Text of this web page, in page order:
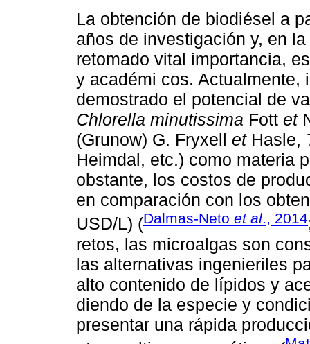
La obtención de biodiésel a
años de investigación y, en
retomado vital importancia,
y académi cos. Actualmente,
demostrado el potencial de
Chlorella minutissima Fott et
(Grunow) G. Fryxell etHasle,
Heimdal, etc.) como materia
obstante, los costos de
en comparación con los
USD/L) (Dalmas-Neto et al., 2014
retos, las microalgas son
las alternativas ingenieriles
alto contenido de lípidos y
diendo de la especie y
presentar una rápida